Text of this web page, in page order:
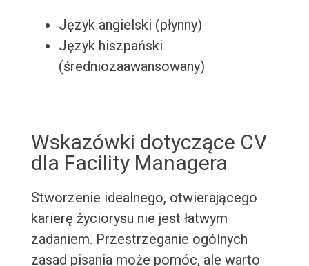
Język angielski (płynny)
Język hiszpański
(średniozaawansowany)
Wskazówki dotyczące CV
dla Facility Managera
Stworzenie idealnego, otwierającego
karierę życiorysu nie jest łatwym
zadaniem. Przestrzeganie ogólnych
zasad pisania może pomóc, ale warto